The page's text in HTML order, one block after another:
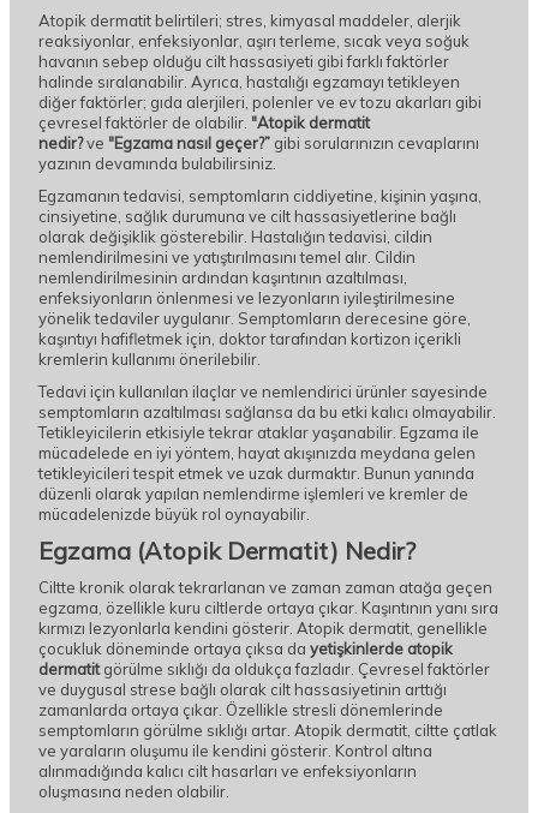
Atopik dermatit belirtileri; stres, kimyasal maddeler, alerjik
reaksiyonlar, enfeksiyonlar, aşırı terleme, sıcak veya soğuk
havanın sebep olduğu cilt hassasiyeti gibi farklı faktörler
halinde sıralanabilir. Ayrıca, hastalığı egzamayı tetikleyen
diğer faktörler; gıda alerjileri, polenler ve ev tozu akarları gibi
çevresel faktörler de olabilir. "Atopik dermatit
nedir?ve "Egzama nasıl geçer?” gibi sorularınızın cevaplarını
yazının devamında bulabilirsiniz.
Egzamanın tedavisi, semptomların ciddiyetine, kişinin yaşına,
cinsiyetine, sağlık durumuna ve cilt hassasiyetlerine bağlı
olarak değişiklik gösterebilir. Hastalığın tedavisi, cildin
nemlendirilmesini ve yatıştırılmasını temel alır. Cildin
nemlendirilmesinin ardından kaşıntının azaltılması,
enfeksiyonların önlenmesi ve lezyonların iyileştirilmesine
yönelik tedaviler uygulanır. Semptomların derecesine göre,
kaşıntıyı hafifletmek için, doktor tarafından kortizon içerikli
kremlerin kullanımı önerilebilir.
Tedavi için kullanılan ilaçlar ve nemlendirici ürünler sayesinde
semptomların azaltılması sağlansa da bu etki kalıcı olmayabilir.
Tetikleyicilerin etkisiyle tekrar ataklar yaşanabilir. Egzama ile
mücadelede en iyi yöntem, hayat akışınızda meydana gelen
tetikleyicileri tespit etmek ve uzak durmaktır. Bunun yanında
düzenli olarak yapılan nemlendirme işlemleri ve kremler de
mücadelenizde büyük rol oynayabilir.
Egzama (Atopik Dermatit) Nedir?
Ciltte kronik olarak tekrarlanan ve zaman zaman atağa geçen
egzama, özellikle kuru ciltlerde ortaya çıkar. Kaşıntının yanı sıra
kırmızı lezyonlarla kendini gösterir. Atopik dermatit, genellikle
çocukluk döneminde ortaya çıksa da yetişkinlerde atopik
dermatitgörülme sıklığı da oldukça fazladır. Çevresel faktörler
ve duygusal strese bağlı olarak cilt hassasiyetinin arttığı
zamanlarda ortaya çıkar. Özellikle stresli dönemlerinde
semptomların görülme sıklığı artar. Atopik dermatit, ciltte çatlak
ve yaraların oluşumu ile kendini gösterir. Kontrol altına
alınmadığında kalıcı cilt hasarları ve enfeksiyonların
oluşmasına neden olabilir.